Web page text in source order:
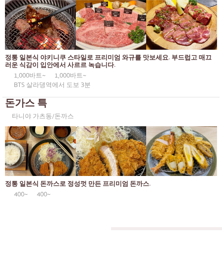
정통 일본식 야키니쿠 스타일로 프리미엄 와규를 맛보세요. 부드럽고 매끄
러운 식감이 입안에서 사르르 녹습니다.
1,000바트~
1,000바트~
BTS 살라댕역에서 도보 3분
돈가스 특
타니야 가츠동/돈까스
정통 일본식 돈까스로 정성껏 만든 프리미엄 돈까스.
400~
400~